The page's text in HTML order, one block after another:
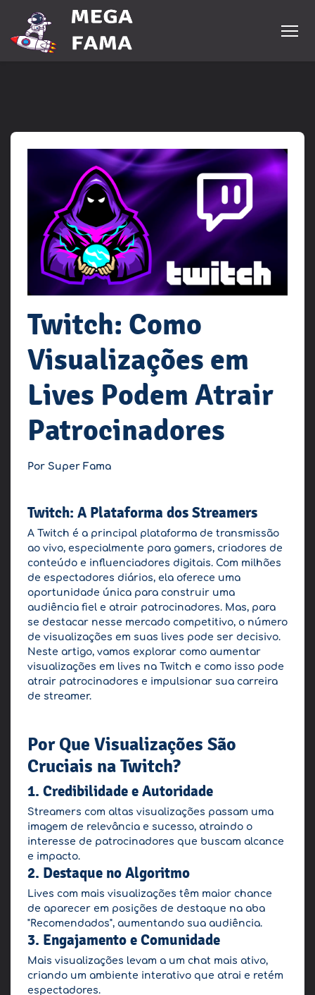
Twitch: Como
Visualizações em
Lives Podem Atrair
Patrocinadores
Por Super Fama
Twitch: A Plataforma dos Streamers
A Twitch é a principal plataforma de transmissão
ao vivo, especialmente para gamers, criadores de
conteúdo e influenciadores digitais. Com milhões
de espectadores diários, ela oferece uma
oportunidade única para construir uma
audiência fiel e atrair patrocinadores. Mas, para
se destacar nesse mercado competitivo, o número
de visualizações em suas lives pode ser decisivo.
Neste artigo, vamos explorar como aumentar
visualizações em lives na Twitch e como isso pode
atrair patrocinadores e impulsionar sua carreira
de streamer.
Por Que Visualizações São
Cruciais na Twitch?
1. Credibilidade e Autoridade
Streamers com altas visualizações passam uma
imagem de relevância e sucesso, atraindo o
interesse de patrocinadores que buscam alcance
e impacto.
2. Destaque no Algoritmo
Lives com mais visualizações têm maior chance
de aparecer em posições de destaque na aba
"Recomendados", aumentando sua audiência.
3. Engajamento e Comunidade
Mais visualizações levam a um chat mais ativo,
criando um ambiente interativo que atrai e retém
espectadores.